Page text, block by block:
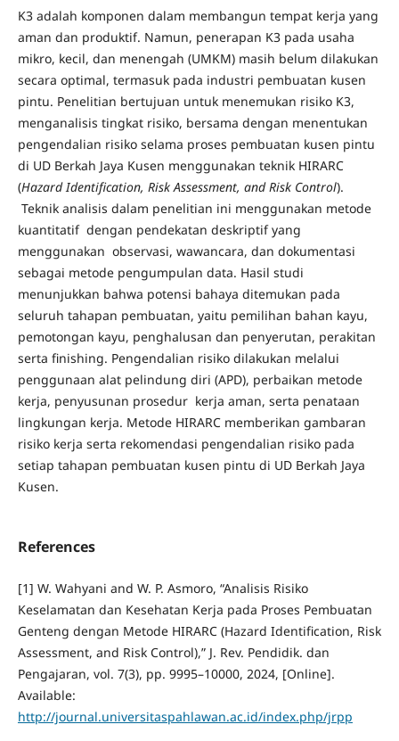
K3 adalah komponen dalam membangun tempat kerja yang
aman dan produktif. Namun, penerapan K3 pada usaha
mikro, kecil, dan menengah (UMKM) masih belum dilakukan
secara optimal, termasuk pada industri pembuatan kusen
pintu. Penelitian bertujuan untuk menemukan risiko K3,
menganalisis tingkat risiko, bersama dengan menentukan
pengendalian risiko selama proses pembuatan kusen pintu
di UD Berkah Jaya Kusen menggunakan teknik HIRARC
(Hazard Identification, Risk Assessment, and Risk Control).
Teknik analisis dalam penelitian ini menggunakan metode
kuantitatif dengan pendekatan deskriptif yang
menggunakan observasi, wawancara, dan dokumentasi
sebagai metode pengumpulan data. Hasil studi
menunjukkan bahwa potensi bahaya ditemukan pada
seluruh tahapan pembuatan, yaitu pemilihan bahan kayu,
pemotongan kayu, penghalusan dan penyerutan, perakitan
serta finishing. Pengendalian risiko dilakukan melalui
penggunaan alat pelindung diri (APD), perbaikan metode
kerja, penyusunan prosedur kerja aman, serta penataan
lingkungan kerja. Metode HIRARC memberikan gambaran
risiko kerja serta rekomendasi pengendalian risiko pada
setiap tahapan pembuatan kusen pintu di UD Berkah Jaya
Kusen.
References
[1] W. Wahyani and W. P. Asmoro, “Analisis Risiko
Keselamatan dan Kesehatan Kerja pada Proses Pembuatan
Genteng dengan Metode HIRARC (Hazard Identification, Risk
Assessment, and Risk Control),” J. Rev. Pendidik. dan
Pengajaran, vol. 7(3), pp. 9995–10000, 2024, [Online].
Available:
http://journal.universitaspahlawan.ac.id/index.php/jrpp